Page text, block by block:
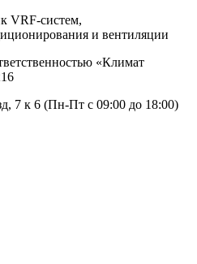
VRF-cистем,
и вентиляции
«Климат
7 к 6 (Пн-Пт с 09:00 до 18:00)